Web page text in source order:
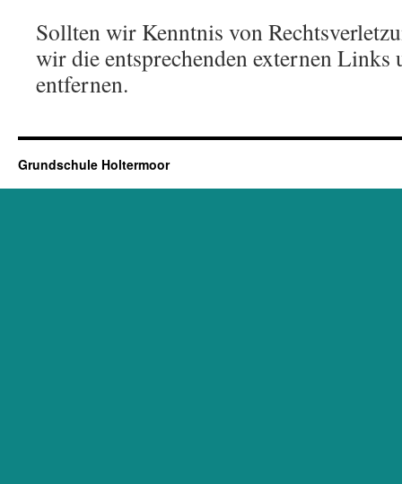
Sollten wir Kenntnis von
wir die entsprechenden externen Links
entfernen.
Grundschule Holtermoor